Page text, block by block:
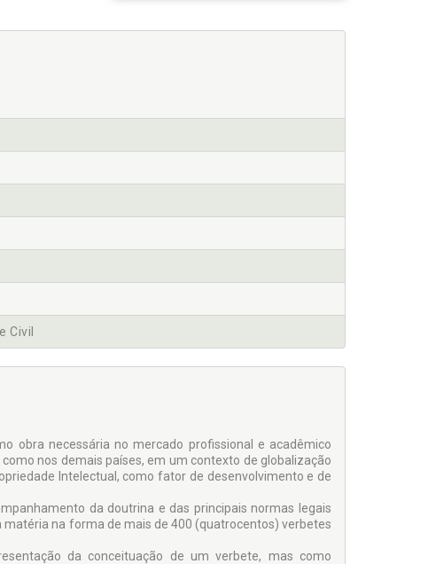
Civil
obra necessária no mercado profissional e acadêmico
nos demais países, em um contexto de globalização
Intelectual, como fator de desenvolvimento e de
da doutrina e das principais normas legais
na forma de mais de 400 (quatrocentos) verbetes
da conceituação de um verbete, mas como